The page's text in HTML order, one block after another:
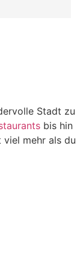
Stadt zu
bis hin
viel mehr als du